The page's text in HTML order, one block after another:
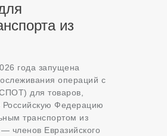
из
года запущена
операций с
для товаров,
Российскую Федерацию
транспортом из
— членов Евразийского